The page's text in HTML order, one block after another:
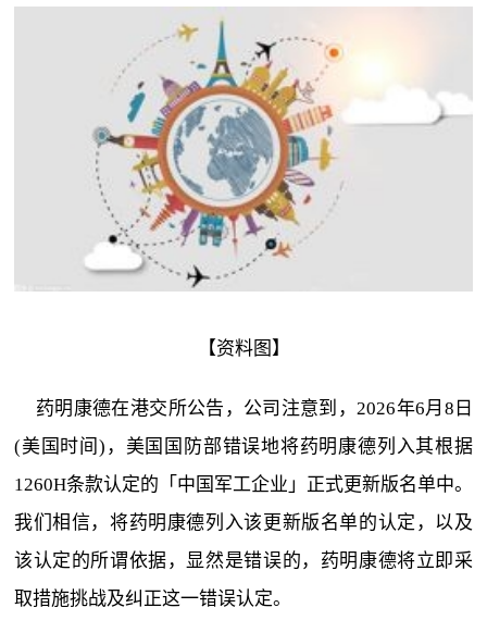
【资料图】
药明康德在港交所公告，公司注意到，2026年6月8日
(美国时间)，美国国防部错误地将药明康德列入其根据
1260H条款认定的「中国军工企业」正式更新版名单中。
我们相信，将药明康德列入该更新版名单的认定，以及
该认定的所谓依据，显然是错误的，药明康德将立即采
取措施挑战及纠正这一错误认定。